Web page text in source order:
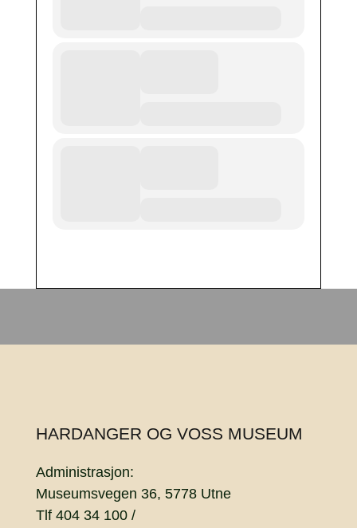
HARDANGER OG VOSS MUSEUM
Administrasjon:
Museumsvegen 36, 5778 Utne
Tlf 404 34 100 /